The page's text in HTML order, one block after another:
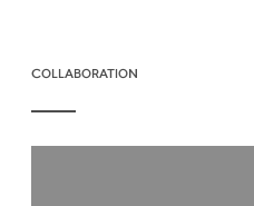
COLLABORATION